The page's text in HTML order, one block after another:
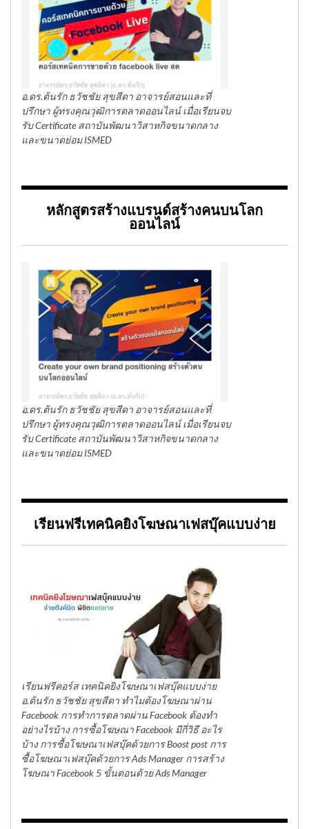
อ.ดร.ต้นรัก ธวัชชัย สุขสีดา อาจารย์สอนและที่
ปรึกษา ผู้ทรงคุณวุฒิการตลาดออนไลน์ เมื่อเรียนจบ
รับ Certificate สถาบันพัฒนาวิสาหกิจขนาดกลาง
และขนาดย่อม ISMED
หลักสูตรสร้างแบรนด์สร้างคนบนโลก
ออนไลน์
อ.ดร.ต้นรัก ธวัชชัย สุขสีดา อาจารย์สอนและที่
ปรึกษา ผู้ทรงคุณวุฒิการตลาดออนไลน์ เมื่อเรียนจบ
รับ Certificate สถาบันพัฒนาวิสาหกิจขนาดกลาง
และขนาดย่อม ISMED
เรียนฟรีเทคนิคยิงโฆษณาเฟสบุ๊คแบบง่าย
เรียนฟรีคอร์ส เทคนิคยิงโฆษณาเฟสบุ๊คแบบง่าย
อ.ต้นรัก ธวัชชัย สุขสีดา ทำไมต้องโฆษณาผ่าน
Facebook การทำการตลาดผ่าน Facebook ต้องทำ
อย่างไรบ้าง การซื้อโฆษณา Facebook มีกี่วิธี อะไร
บ้าง การซื้อโฆษณาเฟสบุ๊คด้วยการ Boost post การ
ซื้อโฆษณาเฟสบุ๊คด้วยการ Ads Manager การสร้าง
โฆษณา Facebook 5 ขั้นตอนด้วย Ads Manager